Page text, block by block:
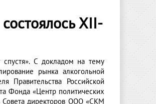
XII-
спустя». С докладом на тему
рынка алкогольной
Правительства Российской
Фонда «Центр политических
Совета директоров ООО «СКМ